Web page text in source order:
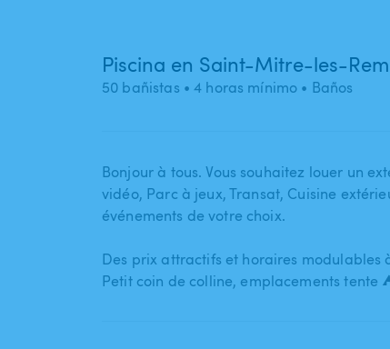
Piscina en Saint-Mitre-les-
50 bañistas • 4 horas mínimo • Baños
Bonjour à tous. Vous souhaitez louer un
vidéo​,​ Parc à jeux​,​ Transat​,​ Cuisine
événements de votre choix.
Des prix attractifs et horaires
Petit coin de colline​,​ emplacements tente